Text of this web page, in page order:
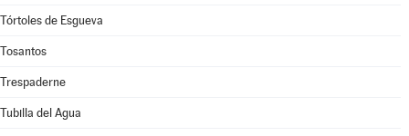
Tórtoles de Esgueva
Tosantos
Trespaderne
Tubilla del Agua